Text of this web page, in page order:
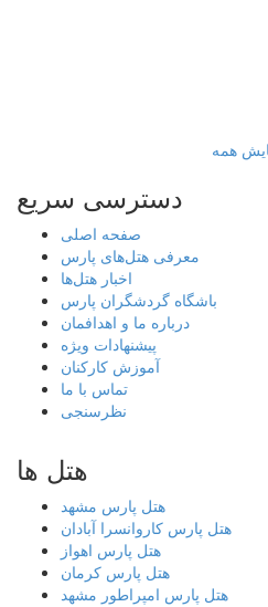
همه
دسترسی سریع
صفحه اصلی
معرفی هتل‌های پارس
اخبار هتل‌ها
باشگاه گردشگران پارس
درباره ما و اهدافمان
پیشنهادات ویژه
آموزش کارکنان
تماس با ما
نظرسنجی
هتل ها
هتل پارس مشهد
هتل پارس کاروانسرا آبادان
هتل پارس اهواز
هتل پارس کرمان
هتل پارس امپراطور مشهد